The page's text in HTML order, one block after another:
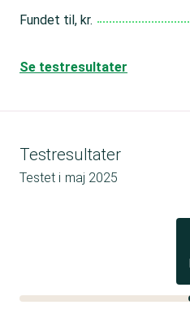
Fundet til, kr.
Se testresultater
Testresultater
Testet i maj 2025